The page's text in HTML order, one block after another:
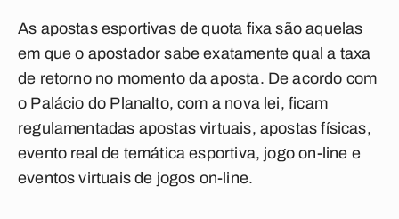
As apostas esportivas de quota fixa são aquelas
em que o apostador sabe exatamente qual a taxa
de retorno no momento da aposta. De acordo com
o Palácio do Planalto, com a nova lei, ficam
regulamentadas apostas virtuais, apostas físicas,
evento real de temática esportiva, jogoon-line e
eventos virtuais de jogos on-line.